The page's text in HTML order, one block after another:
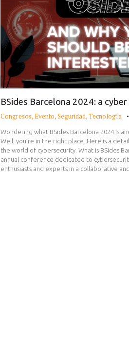
BSides Barcelona 2024: a
Congresos,Evento,Seguridad,Tecnología
Wondering what BSides Barcelona 2024 is
Well, you’re in the right place. Here is a
the world of cybersecurity. What is BSides
annual conference dedicated to
enthusiasts and experts in a collaborative